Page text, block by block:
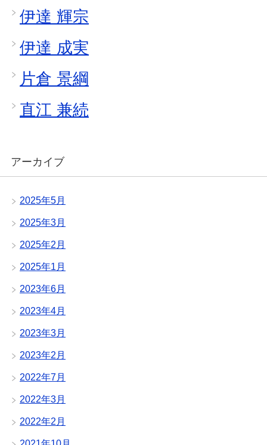
伊達 輝宗
伊達 成実
片倉 景綱
直江 兼続
アーカイブ
2025年5月
2025年3月
2025年2月
2025年1月
2023年6月
2023年4月
2023年3月
2023年2月
2022年7月
2022年3月
2022年2月